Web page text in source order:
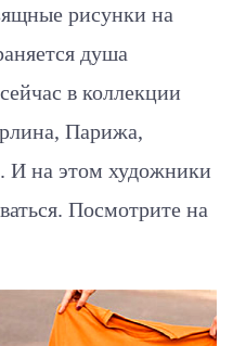
рисунки на
душа
в коллекции
Парижа,
И на этом художники
Посмотрите на